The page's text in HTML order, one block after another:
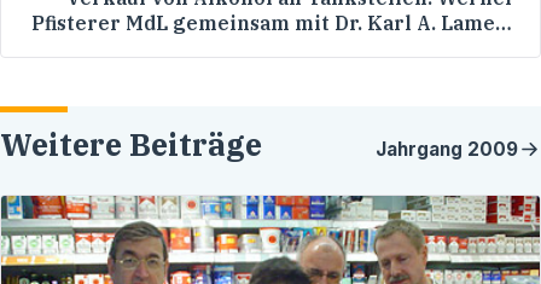
Pfisterer MdL gemeinsam mit Dr. Karl A. Lamers
Weitere Beiträge Jahrgang 2009